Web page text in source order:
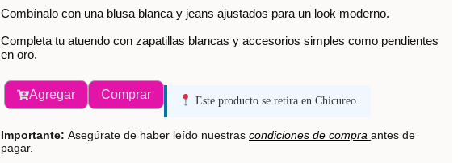
Combínalo con una blusa blanca y jeans ajustados para un look moderno.
Completa tu atuendo con zapatillas blancas y accesorios simples como pendientes
en oro.
Agregar Comprar Este producto se retira en Chicureo.
Importante: Asegúrate de haber leído nuestrascondiciones de compra antes de
pagar.